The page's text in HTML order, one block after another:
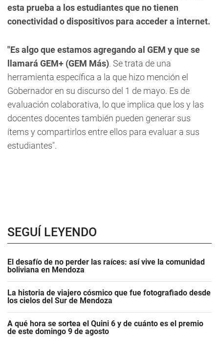
esta prueba a los estudiantes que no tienen
conectividad o dispositivos para acceder a internet.
"Es algo que estamos agregando al GEM y que se
llamará GEM+ (GEM Más). Se trata de una
herramienta específica a la que hizo mención el
Gobernador en su discurso del 1 de mayo. Es de
evaluación colaborativa, lo que implica que los y las
docentes docentes también pueden generar sus
ítems y compartirlos entre ellos para evaluar a sus
estudiantes".
SEGUÍ LEYENDO
El desafío de no perder las raíces: así vive la comunidad
boliviana en Mendoza
La historia de viajero cósmico que fue fotografiado desde
los cielos del Sur de Mendoza
A qué hora se sortea el Quini 6 y de cuánto es el premio
de este domingo 9 de agosto